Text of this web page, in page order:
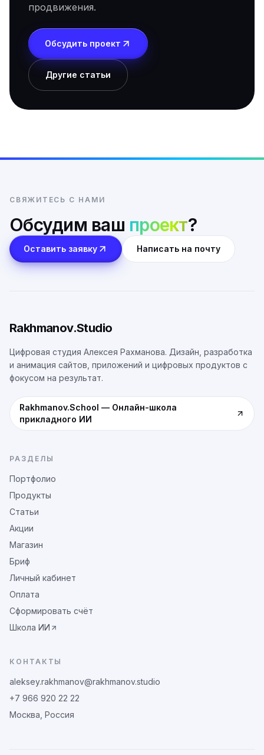
продвижения.
Обсудить проект
Другие статьи
СВЯЖИТЕСЬ С НАМИ
Обсудим ваш проект?
Оставить заявку Написать на почту
Rakhmanov.Studio
Цифровая студия Алексея Рахманова. Дизайн, разработка
и анимация сайтов, приложений и цифровых продуктов с
фокусом на результат.
Rakhmanov.School — Онлайн-школа
прикладного ИИ
РАЗДЕЛЫ
Портфолио
Продукты
Статьи
Акции
Магазин
Бриф
Личный кабинет
Оплата
Сформировать счёт
Школа ИИ
КОНТАКТЫ
aleksey.rakhmanov@rakhmanov.studio
+7 966 920 22 22
Москва, Россия